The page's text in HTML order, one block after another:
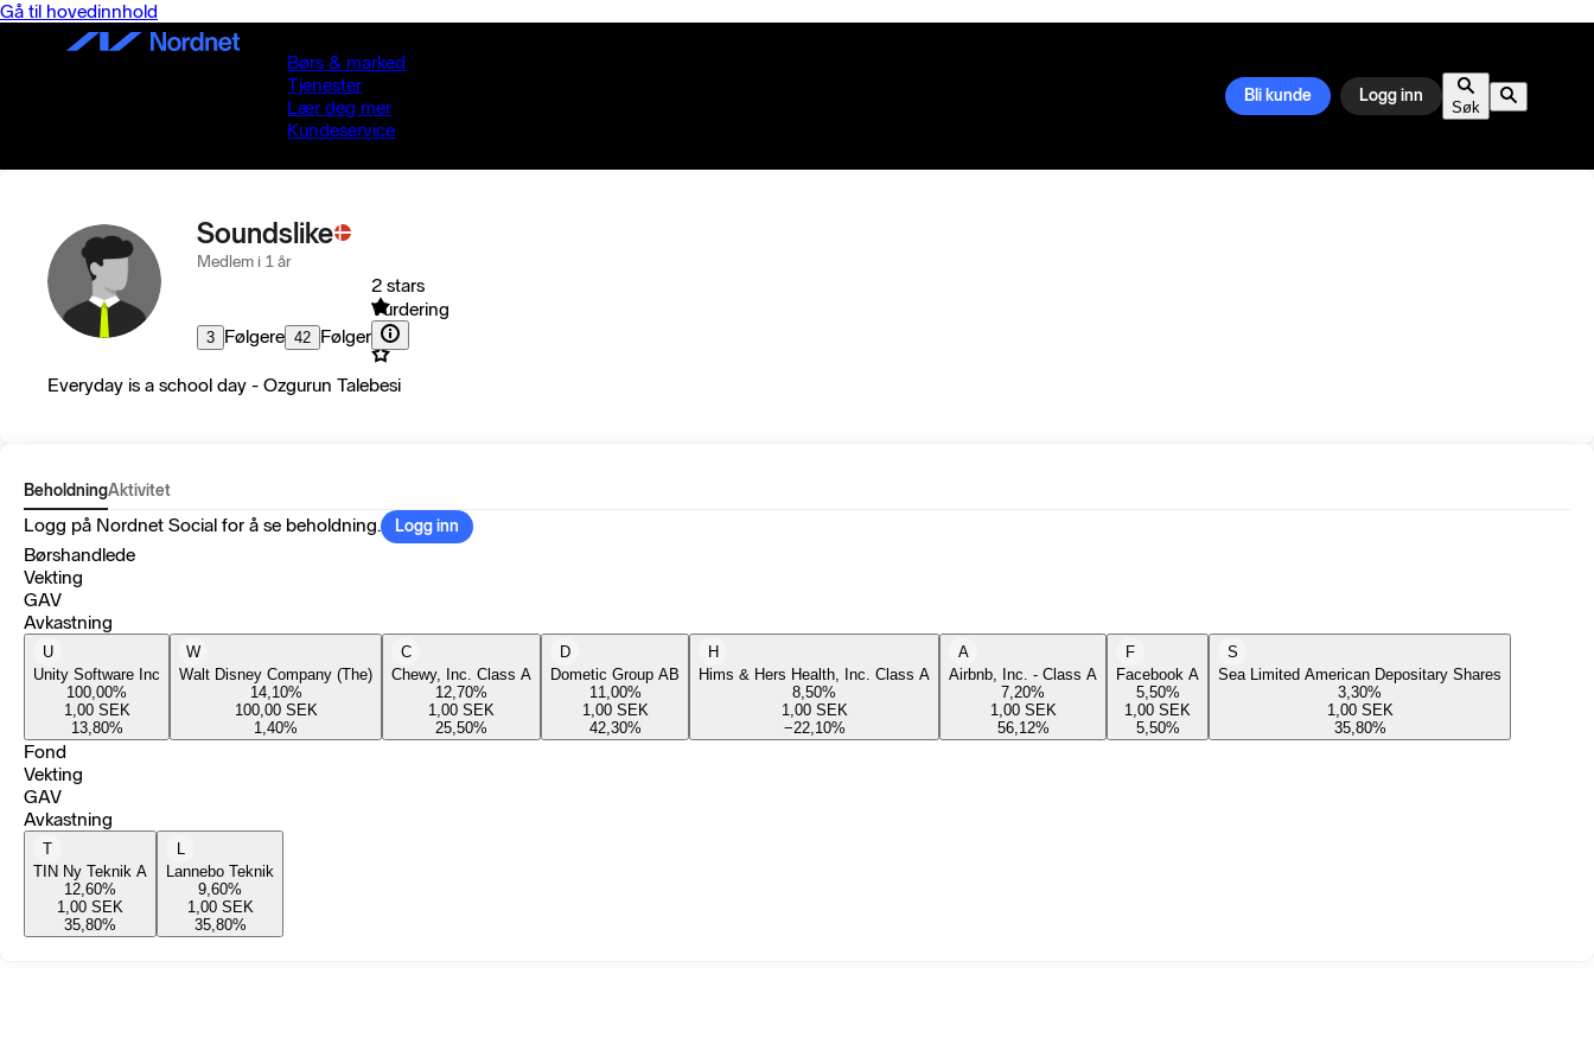
Gå til hovedinnhold
Børs & marked
Tjenester
Lær deg mer
Kundeservice
Bli kunde Logg inn
Søk
Soundslike
Medlem i 1 år
3 Følgere 42 Følger
2 stars
Vurdering
Everyday is a school day - Ozgurun Talebesi
BeholdningAktivitet
Logg på Nordnet Social for å se beholdning. Logg inn
Børshandlede
Vekting
GAV
Avkastning
U
Unity Software Inc
100,00%
1,00 SEK
13,80%
W
Walt Disney Company (The)
14,10%
100,00 SEK
1,40%
C
Chewy, Inc. Class A
12,70%
1,00 SEK
25,50%
D
Dometic Group AB
11,00%
1,00 SEK
42,30%
H
Hims & Hers Health, Inc. Class A
8,50%
1,00 SEK
−22,10%
A
Airbnb, Inc. - Class A
7,20%
1,00 SEK
56,12%
F
Facebook A
5,50%
1,00 SEK
5,50%
S
Sea Limited American Depositary Shares
3,30%
1,00 SEK
35,80%
Fond
Vekting
GAV
Avkastning
T
TIN Ny Teknik A
12,60%
1,00 SEK
35,80%
L
Lannebo Teknik
9,60%
1,00 SEK
35,80%